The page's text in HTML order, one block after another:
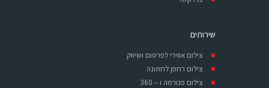
שירותים
צילום אווירי לפרסום ושיווק
צילום רחפן לחתונה
צילום פנורמה ו – 360